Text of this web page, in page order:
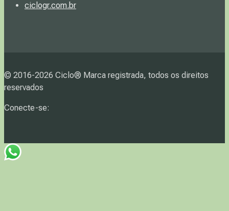
ciclogr.com.br
© 2016-2026 Ciclo® Marca registrada, todos os direitos
reservados
Conecte-se: